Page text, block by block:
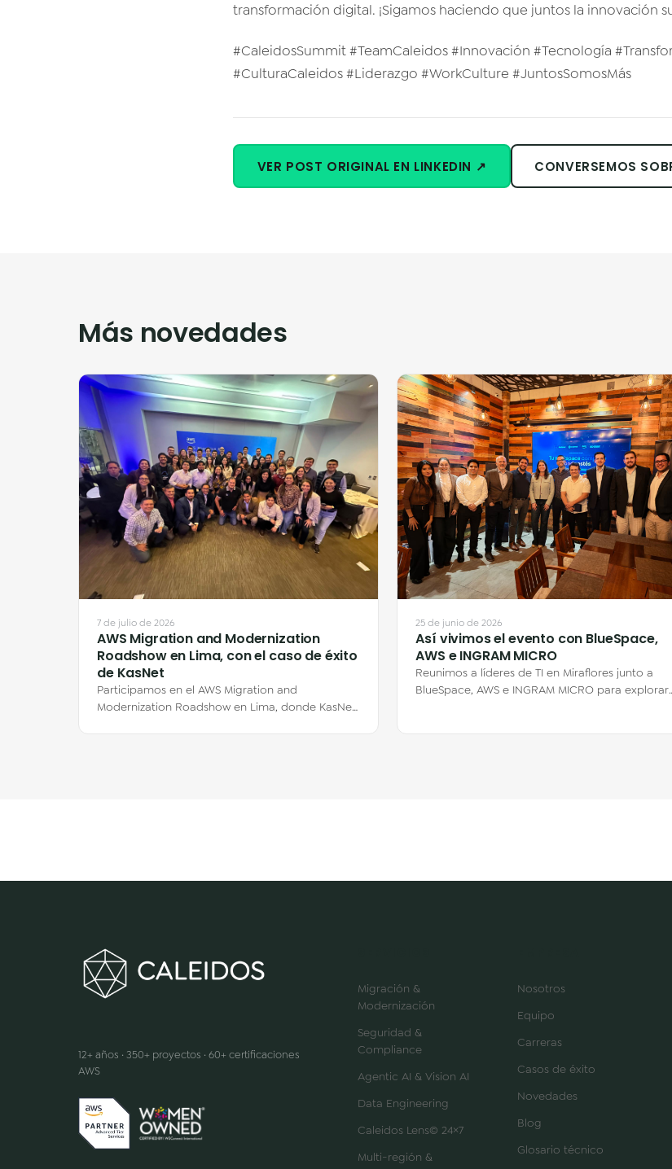
transformación digital. ¡Sigamos haciendo que juntos la innovación
#CaleidosSummit #TeamCaleidos #Innovación #Tecnología
#CulturaCaleidos #Liderazgo #WorkCulture #JuntosSomosMás
VER POST ORIGINAL EN LINKEDIN ↗ CONVERSEMOS
Más novedades
7 de julio de 2026
AWS Migration and Modernization
Roadshow en Lima, con el caso de éxito
de KasNet
Participamos en el AWS Migration and
Modernization Roadshow en Lima, donde KasNet
25 de junio de 2026
Así vivimos el evento con BlueSpace,
AWS e INGRAM MICRO
Reunimos a líderes de TI en Miraflores junto a
BlueSpace, AWS e INGRAM MICRO para explorar
12+ años · 350+ proyectos · 60+ certificaciones
AWS
Migración &
Modernización
Seguridad &
Compliance
Agentic AI & Vision AI
Data Engineering
Caleidos Lens© 24×7
Multi-región &
Nosotros
Equipo
Carreras
Casos de éxito
Novedades
Blog
Glosario técnico